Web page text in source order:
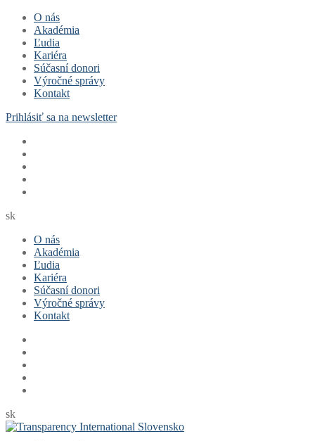
Preskočiť
obsah
Menu
ZavrieťO nás
Akadémia
Ľudia
Kariéra
Súčasní donori
Výročné správy
Kontakt
Prihlásiť sa na newsletter
sk
O nás
Akadémia
Ľudia
Kariéra
Súčasní donori
Výročné správy
Kontakt
sk